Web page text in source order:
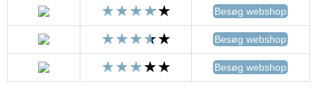
Besøg webshop
Besøg webshop
Besøg webshop